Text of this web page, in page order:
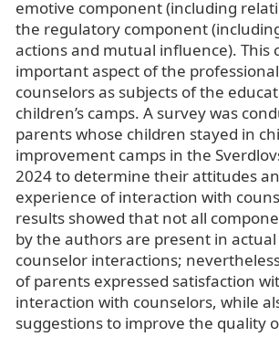
emotive component (including
the regulatory component
actions and mutual influence). This
important aspect of the
counselors as subjects of the
children’s camps. A survey was
parents whose children stayed in
improvement camps in the
2024 to determine their attitudes
experience of interaction with
results showed that not all
by the authors are present in
counselor interactions;
of parents expressed satisfaction
interaction with counselors, while
suggestions to improve the quality